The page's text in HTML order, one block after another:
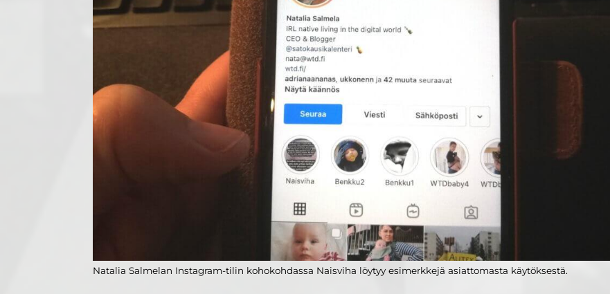
Natalia Salmelan Instagram-tilin kohokohdassa Naisviha löytyy esimerkkejä asiattomasta käytöksestä.